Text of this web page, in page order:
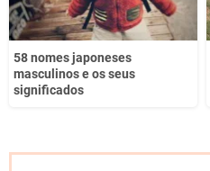
58 nomes japoneses
masculinos e os seus
significados